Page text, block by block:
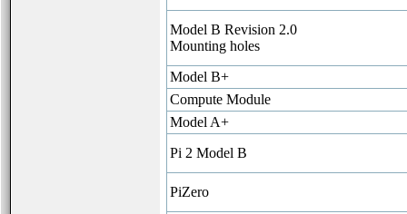
Model B Revision 2.0
Mounting holes
Model B+
Compute Module
Model A+
Pi 2 Model B
PiZero